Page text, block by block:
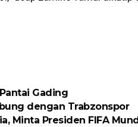
Gading
dengan Trabzonspor
Minta Presiden FIFA